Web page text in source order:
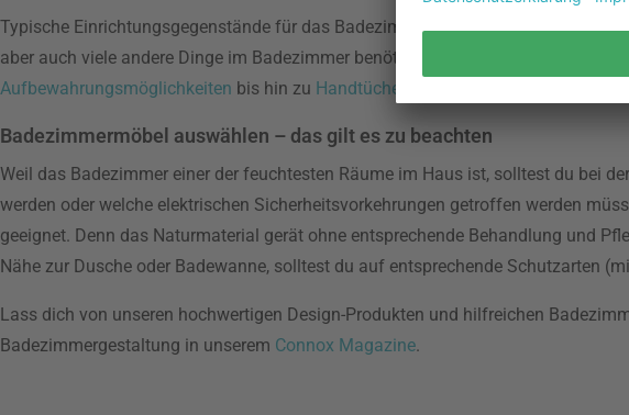
Typische Einrichtungsgegenstände für das Badezimmer sind Badewanne,
aber auch viele andere Dinge im Badezimmer benötigt, die das alltägliche Leben
Aufbewahrungsmöglichkeiten bis hin zu Handtüchern
Badezimmermöbel auswählen – das gilt es zu beachten
Weil das Badezimmer einer der feuchtesten Räume im Haus ist, solltest du bei
werden oder welche elektrischen Sicherheitsvorkehrungen getroffen werden
geeignet. Denn das Naturmaterial gerät ohne entsprechende Behandlung und
Nähe zur Dusche oder Badewanne, solltest du auf entsprechende Schutzarten
Lass dich von unseren hochwertigen Design-Produkten und hilfreichen
Badezimmergestaltung in unserem Connox Magazine.